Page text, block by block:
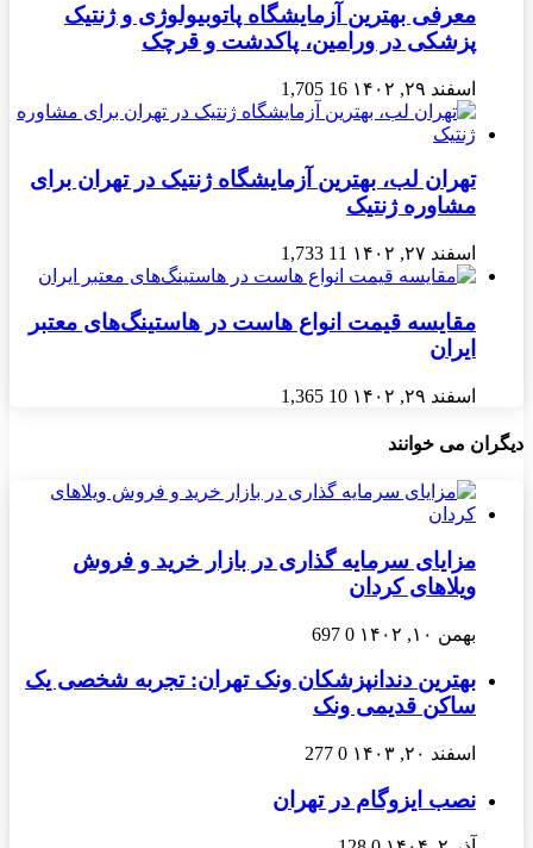
معرفی بهترین آزمایشگاه پاتوبیولوژی و ژنتیک
پزشکی در ورامین، پاکدشت و قرچک
اسفند ۲۹, ۱۴۰۲ 16
1,705
تهران لب، بهترین آزمایشگاه ژنتیک در تهران برای
مشاوره ژنتیک
اسفند ۲۷, ۱۴۰۲ 11
1,733
مقایسه قیمت انواع هاست در هاستینگ‌های معتبر
ایران
اسفند ۲۹, ۱۴۰۲ 10
1,365
دیگران می خوانند
مزایای سرمایه گذاری در بازار خرید و فروش
ویلاهای کردان
بهمن ۱۰, ۱۴۰۲ 0
697
بهترین دندانپزشکان ونک تهران: تجربه شخصی یک
ساکن قدیمی ونک
اسفند ۲۰, ۱۴۰۳ 0
277
نصب ایزوگام در تهران